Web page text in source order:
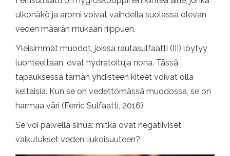
ulkonäkö ja aromi voivat vaihdella suolassa olevan
veden määrän mukaan riippuen.
Yleisimmät muodot, joissa rautasulfaatti (III) löytyy
luonteeltaan, ovat hydratoituja nona. Tässä
tapauksessa tämän yhdisteen kiteet voivat olla
keltaisia. Kun se on vedettömässä muodossa, se on
harmaa väri (Ferric Sulfaatti, 2016).
Se voi palvella sinua: mitkä ovat negatiiviset
vaikutukset veden liukoisuuteen?